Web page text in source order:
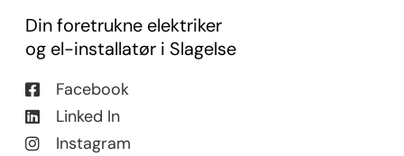
Din foretrukne elektriker
og el-installatør i Slagelse
Facebook
Linked In
Instagram